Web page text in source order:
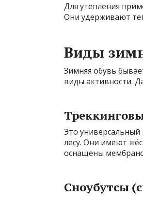
Для утепления
Они удерживают
Виды
Зимняя обувь
виды активности.
Это универсальный
лесу. Они имеют
оснащены
Сноубутсы